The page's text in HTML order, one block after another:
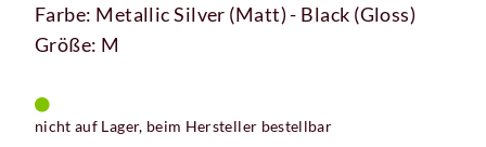
Farbe: Metallic Silver (Matt) - Black (Gloss)
Größe: M
nicht auf Lager, beim Hersteller bestellbar